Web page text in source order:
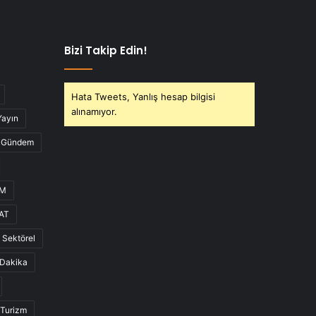
Gündem
Sektörel
Turizm
Bizi Takip Edin!
Hata Tweets, Yanlış hesap bilgisi
alınamıyor.